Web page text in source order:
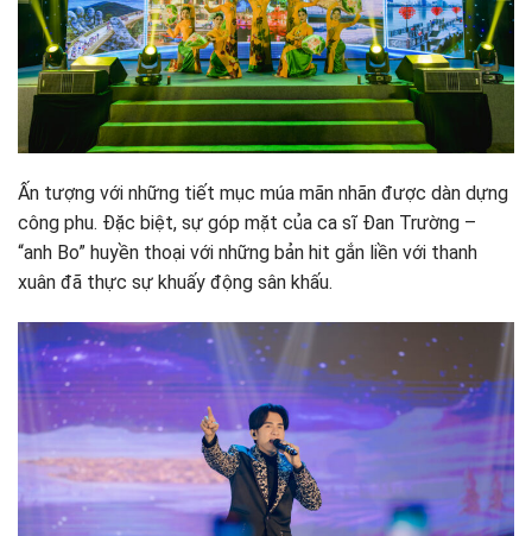
Ấn tượng với những tiết mục múa mãn nhãn được dàn dựng
công phu. Đặc biệt, sự góp mặt của ca sĩ Đan Trường –
“anh Bo” huyền thoại với những bản hit gắn liền với thanh
xuân đã thực sự khuấy động sân khấu.